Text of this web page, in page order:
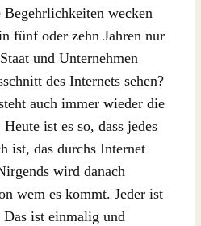
wecken
fünf oder zehn Jahren nur
und Unternehmen
des Internets sehen?
auch immer wieder die
Heute ist es so, dass jedes
ist, das durchs Internet
wird danach
wem es kommt. Jeder ist
ist einmalig und